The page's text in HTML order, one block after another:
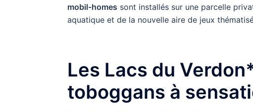
mobil-homes sont installés sur une parcelle
aquatique et de la nouvelle aire de jeux
Les Lacs du
toboggans à